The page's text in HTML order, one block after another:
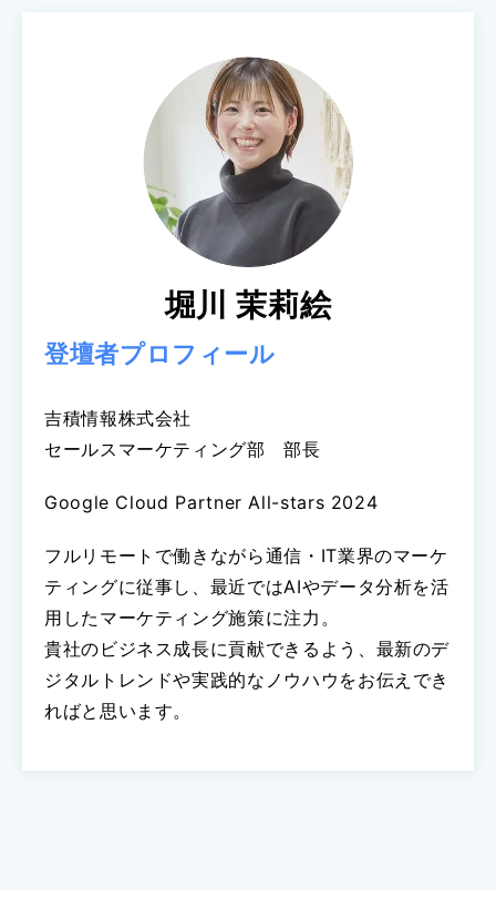
堀川 茉莉絵
登壇者プロフィール
吉積情報株式会社
セールスマーケティング部 部長
Google Cloud Partner All-stars 2024
フルリモートで働きながら通信・IT業界のマーケ
ティングに従事し、最近ではAIやデータ分析を活
用したマーケティング施策に注力。
貴社のビジネス成長に貢献できるよう、最新のデ
ジタルトレンドや実践的なノウハウをお伝えでき
ればと思います。